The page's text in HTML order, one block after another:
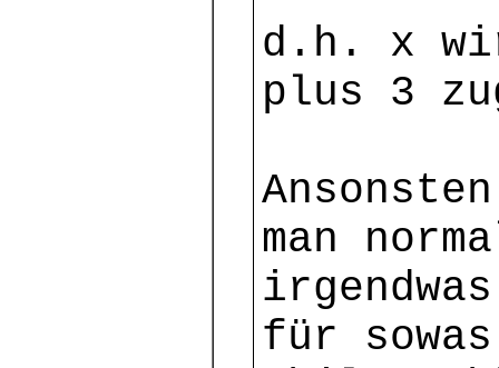
d.h. x
plus 3
man
für